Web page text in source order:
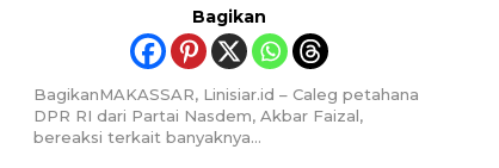
Bagikan
BagikanMAKASSAR, Linisiar.id – Caleg petahana
DPR RI dari Partai Nasdem, Akbar Faizal,
bereaksi terkait banyaknya…